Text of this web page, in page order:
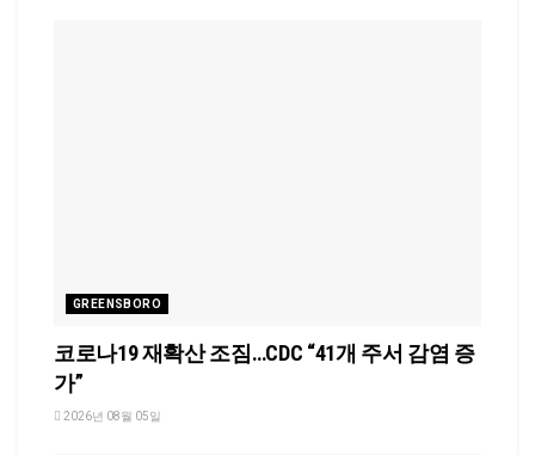
GREENSBORO
코로나19 재확산 조짐…CDC “41개 주서 감염 증
가”
2026년 08월 05일